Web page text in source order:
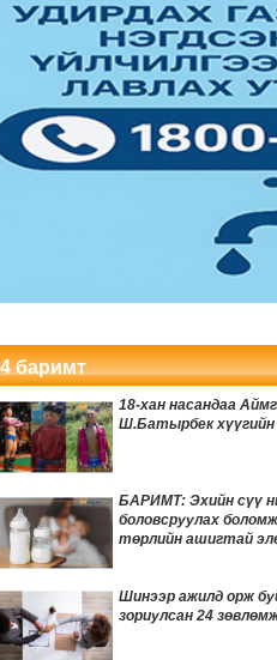
Лос-Анжелесын
Мөстлөгийн үеийн
илрүүлжээ
3 цаг 17 мин
Мексикийн алдарт
шууд дамжуулалтын
амиа алджээ
Өвөлжилтийн
Шадар сайд
аймагт ажиллав
бичигдээгүй дүрмүүд
4 цаг 15 мин
Өнөөдөр
дугаартай
ӨНӨӨДӨР:
VIII хуралдаан болно
Улаанбаатарт 29
баримт
18-хан насандаа
Ш.Батырбек
БАРИМТ: Эхийн сүү
боловсруулах
төрлийн ашигтай
Шинээр ажилд орж
зориулсан 24